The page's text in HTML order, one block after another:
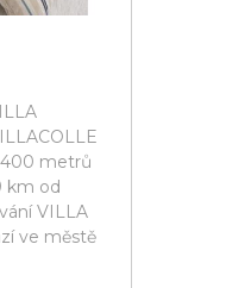
400 metrů
km od
VILLA
ve městě